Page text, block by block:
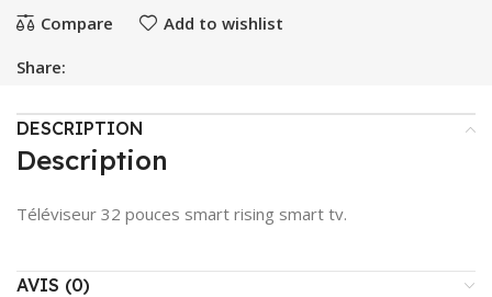
Compare Add to wishlist
Share:
DESCRIPTION
Description
Téléviseur 32 pouces smart rising smart tv.
AVIS (0)